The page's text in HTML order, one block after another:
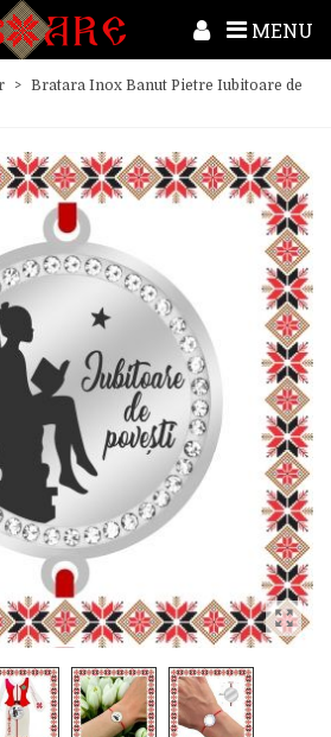
MENU
> Bratara Inox Banut Pietre Iubitoare de